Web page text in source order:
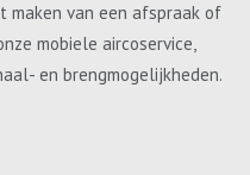
maken van een afspraak of
mobiele aircoservice,
en brengmogelijkheden.